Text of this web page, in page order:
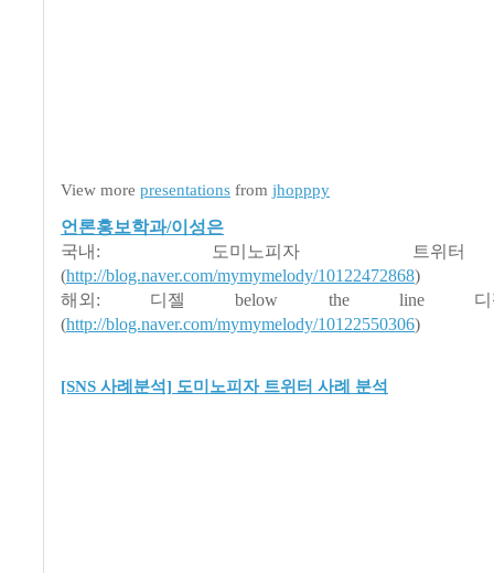
View more presentations from jhopppy
언론홍보학과/이성은
국내: 도미노피자 트위
(http://blog.naver.com/mymymelody/10122472868)
해외: 디젤 below the line 디
(http://blog.naver.com/mymymelody/10122550306)
[SNS 사례분석] 도미노피자 트위터 사례 분석